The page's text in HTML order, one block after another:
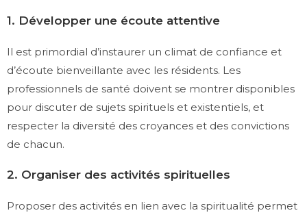
1. Développer une écoute attentive
Il est primordial d’instaurer un climat de confiance et
d’écoute bienveillante avec les résidents. Les
professionnels de santé doivent se montrer disponibles
pour discuter de sujets spirituels et existentiels, et
respecter la diversité des croyances et des convictions
de chacun.
2. Organiser des activités spirituelles
Proposer des activités en lien avec la spiritualité permet